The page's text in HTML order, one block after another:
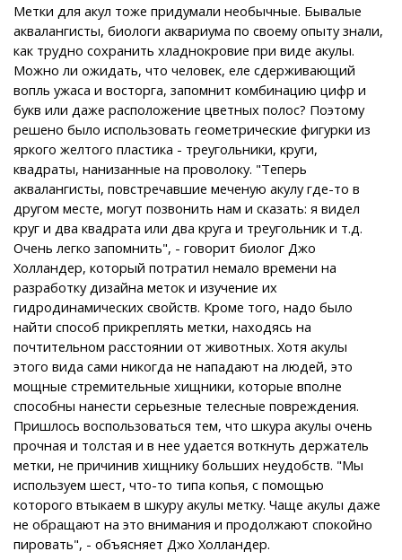
Метки для акул тоже придумали необычные. Бывалые
аквалангисты, биологи аквариума по своему опыту знали,
как трудно сохранить хладнокровие при виде акулы.
Можно ли ожидать, что человек, еле сдерживающий
вопль ужаса и восторга, запомнит комбинацию цифр и
букв или даже расположение цветных полос? Поэтому
решено было использовать геометрические фигурки из
яркого желтого пластика - треугольники, круги,
квадраты, нанизанные на проволоку. "Теперь
аквалангисты, повстречавшие меченую акулу где-то в
другом месте, могут позвонить нам и сказать: я видел
круг и два квадрата или два круга и треугольник и т.д.
Очень легко запомнить", - говорит биолог Джо
Холландер, который потратил немало времени на
разработку дизайна меток и изучение их
гидродинамических свойств. Кроме того, надо было
найти способ прикреплять метки, находясь на
почтительном расстоянии от животных. Хотя акулы
этого вида сами никогда не нападают на людей, это
мощные стремительные хищники, которые вполне
способны нанести серьезные телесные повреждения.
Пришлось воспользоваться тем, что шкура акулы очень
прочная и толстая и в нее удается воткнуть держатель
метки, не причинив хищнику больших неудобств. "Мы
используем шест, что-то типа копья, с помощью
которого втыкаем в шкуру акулы метку. Чаще акулы даже
не обращают на это внимания и продолжают спокойно
пировать", - объясняет Джо Холландер.